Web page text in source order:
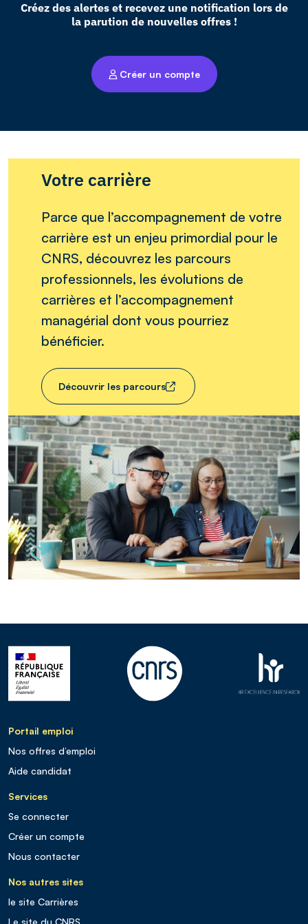
Créez des alertes et recevez une notification lors de
la parution de nouvelles offres !
Créer un compte
Votre carrière
Parce que l’accompagnement de votre
carrière est un enjeu primordial pour le
CNRS, découvrez les parcours
professionnels, les évolutions de
carrières et l’accompagnement
managérial dont vous pourriez
bénéficier.
Découvrir les parcours
Portail emploi
Nos offres d’emploi
Aide candidat
Services
Se connecter
Créer un compte
Nous contacter
Nos autres sites
le site Carrières